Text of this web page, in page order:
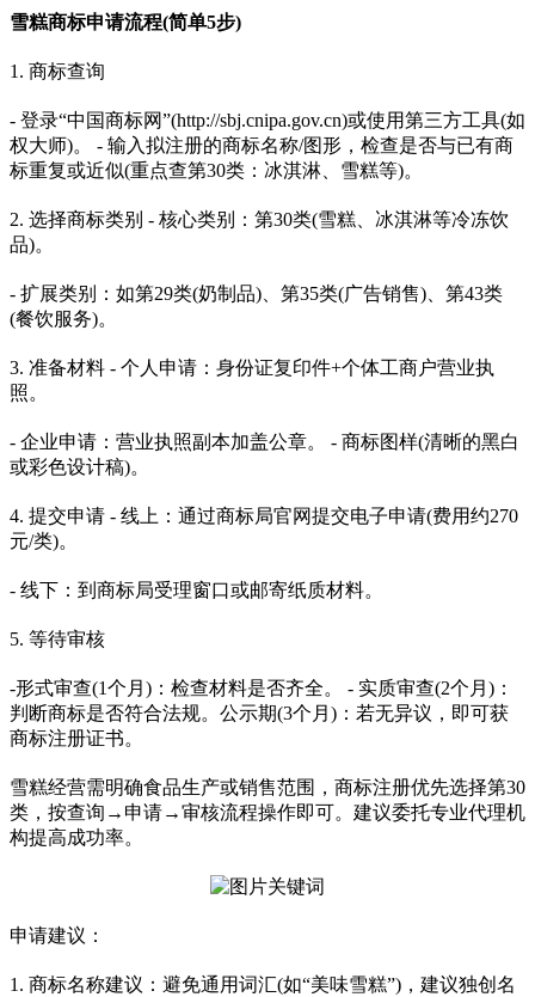
雪糕商标申请流程(简单5步)
1. 商标查询
- 登录“中国商标网”(http://sbj.cnipa.gov.cn)或使用第三方工具(如
权大师)。 - 输入拟注册的商标名称/图形，检查是否与已有商
标重复或近似(重点查第30类：冰淇淋、雪糕等)。
2. 选择商标类别 - 核心类别：第30类(雪糕、冰淇淋等冷冻饮
品)。
- 扩展类别：如第29类(奶制品)、第35类(广告销售)、第43类
(餐饮服务)。
3. 准备材料 - 个人申请：身份证复印件+个体工商户营业执
照。
- 企业申请：营业执照副本加盖公章。 - 商标图样(清晰的黑白
或彩色设计稿)。
4. 提交申请 - 线上：通过商标局官网提交电子申请(费用约270
元/类)。
- 线下：到商标局受理窗口或邮寄纸质材料。
5. 等待审核
-形式审查(1个月)：检查材料是否齐全。 - 实质审查(2个月)：
判断商标是否符合法规。公示期(3个月)：若无异议，即可获
商标注册证书。
雪糕经营需明确食品生产或销售范围，商标注册优先选择第30
类，按查询→申请→审核流程操作即可。建议委托专业代理机
构提高成功率。
申请建议：
1. 商标名称建议：避免通用词汇(如“美味雪糕”)，建议独创名